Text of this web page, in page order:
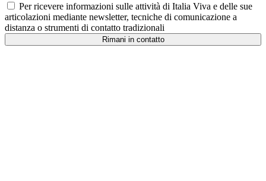
Per ricevere informazioni sulle attività di Italia Viva e delle sue
articolazioni mediante newsletter, tecniche di comunicazione a
distanza o strumenti di contatto tradizionali
Rimani in contatto